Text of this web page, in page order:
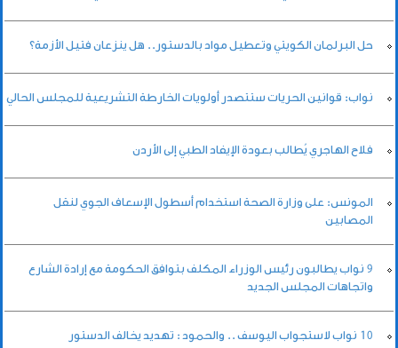
حل البرلمان الكويتي وتعطيل مواد بالدستور.. هل ينزعان فتيل الأزمة؟
نواب: قوانين الحريات ستتصدر أولويات الخارطة التشريعية للمجلس الحالي
فلاح الهاجري يُطالب بعودة الإيفاد الطبي إلى الأردن
المونس: على وزارة الصحة استخدام أسطول الإسعاف الجوي لنقل
المصابين
9 نواب يطالبون رئيس الوزراء المكلف بتوافق الحكومة مع إرادة الشارع
واتجاهات المجلس الجديد
10 نواب لاستجواب اليوسف .. والحمود : تهديد يخالف الدستور